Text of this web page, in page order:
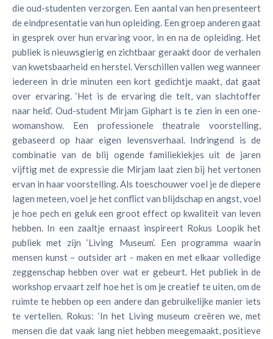
die oud-studenten verzorgen. Een aantal van hen presenteert
de eindpresentatie van hun opleiding. Een groep anderen gaat
in gesprek over hun ervaring voor, in en na de opleiding. Het
publiek is nieuwsgierig en zichtbaar geraakt door de verhalen
van kwetsbaarheid en herstel. Verschillen vallen weg wanneer
iedereen in drie minuten een kort gedichtje maakt, dat gaat
over ervaring. ‘Het is de ervaring die telt, van slachtoffer
naar held’. Oud-student Mirjam Giphart is te zien in een one-
womanshow. Een professionele theatrale voorstelling,
gebaseerd op haar eigen levensverhaal. Indringend is de
combinatie van de blij ogende familiekiekjes uit de jaren
vijftig met de expressie die Mirjam laat zien bij het vertonen
ervan in haar voorstelling. Als toeschouwer voel je de diepere
lagen meteen, voel je het conflict van blijdschap en angst, voel
je hoe pech en geluk een groot effect op kwaliteit van leven
hebben. In een zaaltje ernaast inspireert Rokus Loopik het
publiek met zijn ‘Living Museum’. Een programma waarin
mensen kunst – outsider art - maken en met elkaar volledige
zeggenschap hebben over wat er gebeurt. Het publiek in de
workshop ervaart zelf hoe het is om je creatief te uiten, om de
ruimte te hebben op een andere dan gebruikelijke manier iets
te vertellen. Rokus: ‘In het Living museum creëren we, met
mensen die dat vaak lang niet hebben meegemaakt, positieve